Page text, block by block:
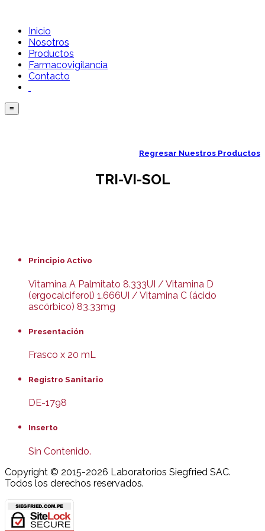
Inicio
Nosotros
Productos
Farmacovigilancia
Contacto
≡
Regresar Nuestros Productos
TRI-VI-SOL
Principio Activo
Vitamina A Palmitato 8.333UI / Vitamina D
(ergocalciferol) 1.666UI / Vitamina C (ácido
ascórbico) 83.33mg
Presentación
Frasco x 20 mL
Registro Sanitario
DE-1798
Inserto
Sin Contenido.
Copyright © 2015-2026 Laboratorios Siegfried SAC.
Todos los derechos reservados.